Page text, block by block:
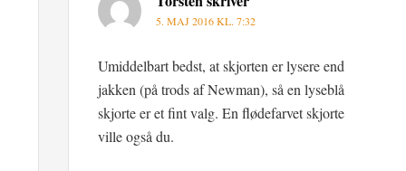
5. MAJ 2016 KL. 7:32
Umiddelbart bedst, at skjorten er lysere end
jakken (på trods af Newman), så en lyseblå
skjorte er et fint valg. En flødefarvet skjorte
ville også du.